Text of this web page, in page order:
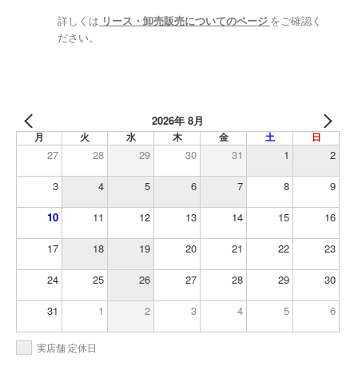
詳しくは リース・卸売販売についてのページ をご確認く
ださい。
2026年 8月
月 火 水 木 金 土 日
27 28 29 30 31 1 2
3 4 5 6 7 8 9
10 11 12 13 14 15 16
17 18 19 20 21 22 23
24 25 26 27 28 29 30
31 1 2 3 4 5 6
実店舗 定休日